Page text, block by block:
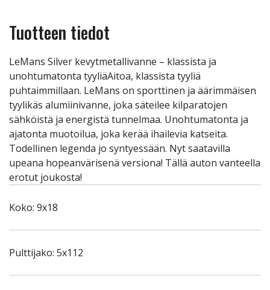
Tuotteen tiedot
LeMans Silver kevytmetallivanne – klassista ja
unohtumatonta tyyliäAitoa, klassista tyyliä
puhtaimmillaan. LeMans on sporttinen ja äärimmäisen
tyylikäs alumiinivanne, joka säteilee kilparatojen
sähköistä ja energistä tunnelmaa. Unohtumatonta ja
ajatonta muotoilua, joka kerää ihailevia katseita.
Todellinen legenda jo syntyessään. Nyt saatavilla
upeana hopeanvärisenä versiona! Tällä auton vanteella
erotut joukosta!
Koko: 9x18
Pulttijako: 5x112